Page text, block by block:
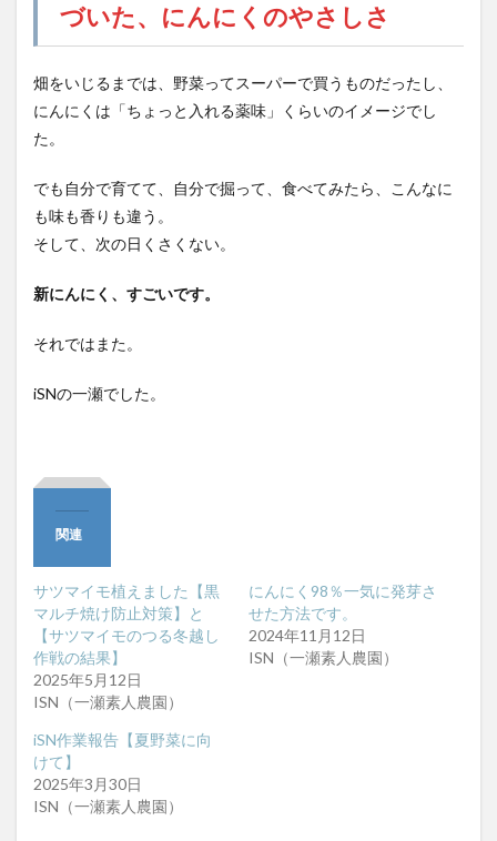
づいた、にんにくのやさしさ
畑をいじるまでは、野菜ってスーパーで買うものだったし、
にんにくは「ちょっと入れる薬味」くらいのイメージでし
た。
でも自分で育てて、自分で掘って、食べてみたら、こんなに
も味も香りも違う。
そして、次の日くさくない。
新にんにく、すごいです。
それではまた。
iSNの一瀬でした。
関連
サツマイモ植えました【黒
マルチ焼け防止対策】と
【サツマイモのつる冬越し
作戦の結果】
2025年5月12日
ISN（一瀬素人農園）
にんにく98％一気に発芽さ
せた方法です。
2024年11月12日
ISN（一瀬素人農園）
iSN作業報告【夏野菜に向
けて】
2025年3月30日
ISN（一瀬素人農園）